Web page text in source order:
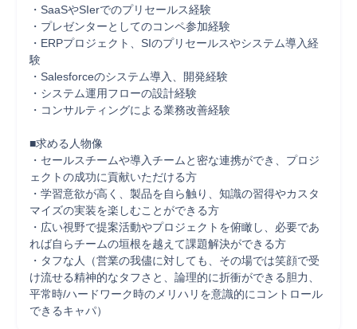
・SaaSやSIerでのプリセールス経験
・プレゼンターとしてのコンペ参加経験
・ERPプロジェクト、SIのプリセールスやシステム導入経
験
・Salesforceのシステム導入、開発経験
・システム運用フローの設計経験
・コンサルティングによる業務改善経験
■求める人物像
・セールスチームや導入チームと密な連携ができ、プロジ
ェクトの成功に貢献いただける方
・学習意欲が高く、製品を自ら触り、知識の習得やカスタ
マイズの実装を楽しむことができる方
・広い視野で提案活動やプロジェクトを俯瞰し、必要であ
れば自らチームの垣根を越えて課題解決ができる方
・タフな人（営業の我儘に対しても、その場では笑顔で受
け流せる精神的なタフさと、論理的に折衝ができる胆力、
平常時/ハードワーク時のメリハリを意識的にコントロール
できるキャパ）